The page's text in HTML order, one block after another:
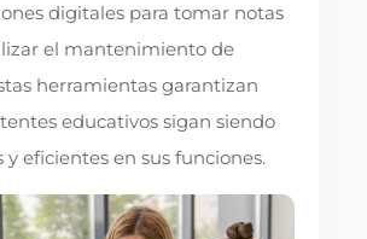
digitales para tomar notas
el mantenimiento de
herramientas garantizan
educativos sigan siendo
y eficientes en sus funciones.